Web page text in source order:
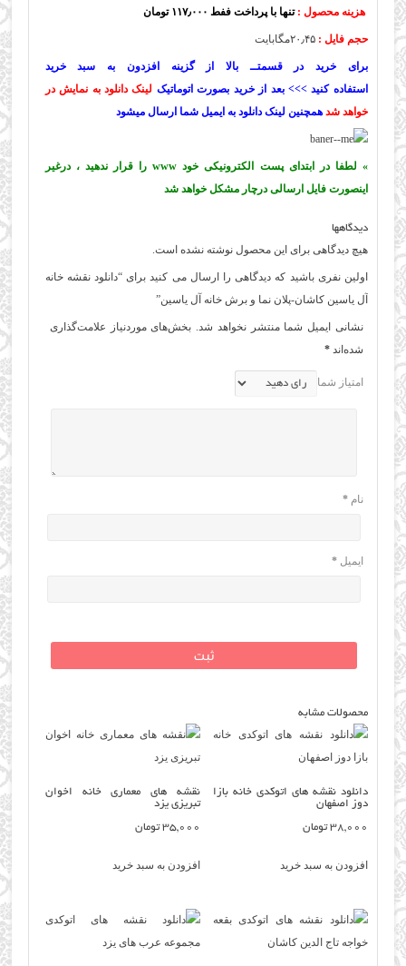
هزینه محصول : تنها با پرداخت ففط ۱۱۷٫۰۰۰ تومان
حجم فایل :۲۰٫۴۵مگابایت
برای خرید در قسمتــ بالا از گزینه افزدون به سبد خرید
استفاده کنید >>> بعد از خرید بصورت اتوماتیک لینک دانلود به نمایش در
خواهد شد همچنین لینک دانلود به ایمیل شما ارسال میشود
» لطفا در ابتدای پست الکترونیکی خود www را قرار ندهید ، درغیر
اینصورت فایل ارسالی درچار مشکل خواهد شد
دیدگاهها
هیچ دیدگاهی برای این محصول نوشته نشده است.
اولین نفری باشید که دیدگاهی را ارسال می کنید برای “دانلود نقشه خانه
آل یاسین کاشان-پلان نما و برش خانه آل یاسین”
نشانی ایمیل شما منتشر نخواهد شد. بخش‌های موردنیاز علامت‌گذاری
شده‌اند*
امتیاز شما
نام*
ایمیل*
محصولات مشابه
دانلود نقشه های اتوکدی خانه بازا
دوز اصفهان
38,000 تومان
افزودن به سبد خرید
نقشه های معماری خانه اخوان
تبریزی یزد
35,000 تومان
افزودن به سبد خرید